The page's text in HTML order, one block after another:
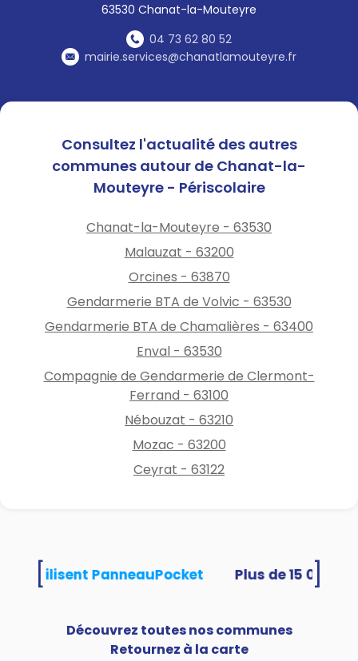
63530 Chanat-la-Mouteyre
04 73 62 80 52
mairie.services@chanatlamouteyre.fr
Consultez l'actualité des autres
communes autour de Chanat-la-
Mouteyre - Périscolaire
Chanat-la-Mouteyre - 63530
Malauzat - 63200
Orcines - 63870
Gendarmerie BTA de Volvic - 63530
Gendarmerie BTA de Chamalières - 63400
Enval - 63530
Compagnie de Gendarmerie de Clermont-
Ferrand - 63100
Nébouzat - 63210
Mozac - 63200
Ceyrat - 63122
utilisent PanneauPocket
Découvrez toutes nos communes
Retournez à la carte